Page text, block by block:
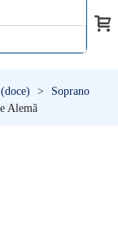
>
Soprano
Alemã